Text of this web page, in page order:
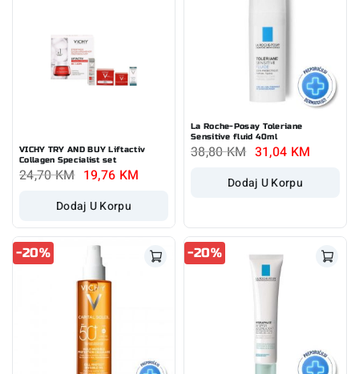
VICHY TRY AND BUY Liftactiv
Collagen Specialist set
24,70KM 19,76 KM
Dodaj U Korpu
La Roche-Posay Toleriane
Sensitive fluid 40ml
38,80KM 31,04 KM
Dodaj U Korpu
-20% -20%